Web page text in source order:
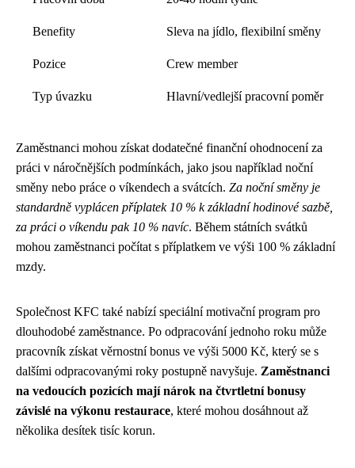
Benefity Sleva na jídlo, flexibilní směny
Pozice Crew member
Typ úvazku Hlavní/vedlejší pracovní poměr
Zaměstnanci mohou získat dodatečné finanční ohodnocení za
práci v náročnějších podmínkách, jako jsou například noční
směny nebo práce o víkendech a svátcích. Za noční směny je
standardně vyplácen příplatek 10 % k základní hodinové sazbě,
za práci o víkendu pak 10 % navíc. Během státních svátků
mohou zaměstnanci počítat s příplatkem ve výši 100 % základní
mzdy.
Společnost KFC také nabízí speciální motivační program pro
dlouhodobé zaměstnance. Po odpracování jednoho roku může
pracovník získat věrnostní bonus ve výši 5000 Kč, který se s
dalšími odpracovanými roky postupně navyšuje. Zaměstnanci
na vedoucích pozicích mají nárok na čtvrtletní bonusy
závislé na výkonu restaurace, které mohou dosáhnout až
několika desítek tisíc korun.